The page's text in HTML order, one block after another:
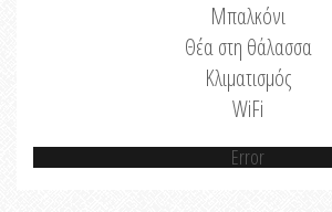
Μπαλκόνι
Θέα στη θάλασσα
Κλιματισμός
WiFi
Error